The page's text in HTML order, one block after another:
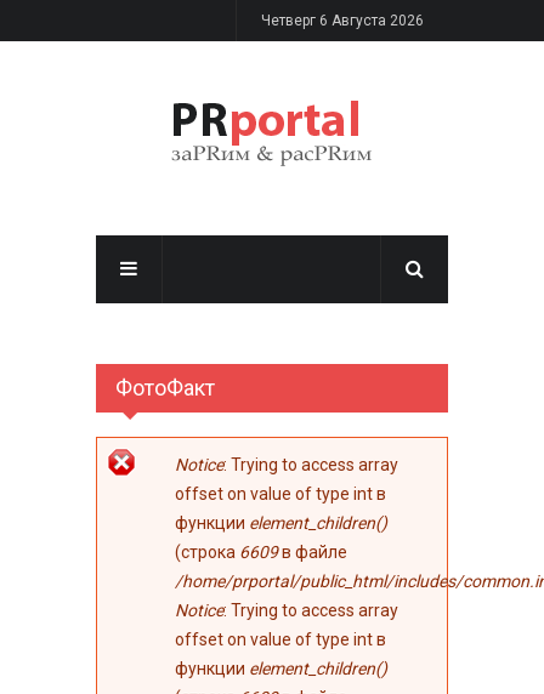
Перейти к основному содержаниюЧетверг 6 Августа 2026
ФотоФакт
Сообщение об
ошибке
Notice: Trying to access array
offset on value of type int в
функции element_children()
(строка 6609в файле
/home/prportal/public_html/includes/
Notice: Trying to access array
offset on value of type int в
функции element_children()